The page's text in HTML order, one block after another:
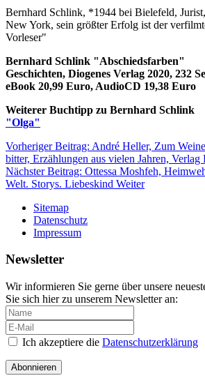
Bernhard Schlink, *1944 bei Bielefeld,
New York, sein größter Erfolg ist der
Vorleser"
Bernhard Schlink "Abschiedsfarben"
Geschichten, Diogenes Verlag 2020, 232
eBook 20,99 Euro, AudioCD 19,38 Euro
Weiterer Buchtipp zu Bernhard Schlink
"Olga"
Vorheriger Beitrag: André Heller, Zum
bitter, Erzählungen aus vielen Jahren, Verlag
Nächster Beitrag: Ottessa Moshfeh,
Welt. Storys. Liebeskind Weiter
Sitemap
Datenschutz
Impressum
Newsletter
Wir informieren Sie gerne über unsere
Sie sich hier zu unserem Newsletter an:
Ich akzeptiere die Datenschutzerklärung
Abonnieren